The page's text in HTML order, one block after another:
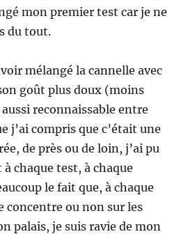
mon premier test car je ne
du tout.
mélangé la cannelle avec
goût plus doux (moins
reconnaissable entre
j’ai compris que c’était une
de près ou de loin, j’ai pu
chaque test, à chaque
le fait que, à chaque
concentre ou non sur les
palais, je suis ravie de mon